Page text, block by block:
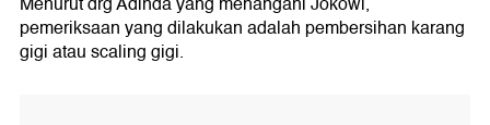
pemeriksaan yang dilakukan adalah pembersihan karang
gigi atau scaling gigi.